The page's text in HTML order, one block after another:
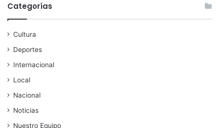
Categorías
Cultura
Deportes
Internacional
Local
Nacional
Noticias
Nuestro Equipo